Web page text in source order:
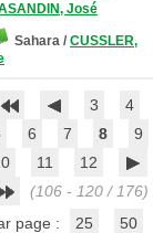
José
Sahara / CUSSLER,
3
4
6 7 8
9
11
12
(106 - 120 / 176)
page :
25 50